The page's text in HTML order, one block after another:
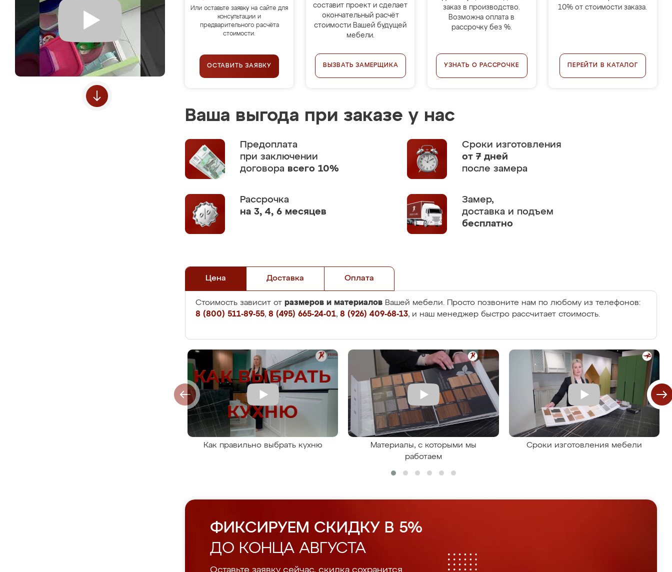
Или оставьте заявку на сайте для
консультации и
предварительного расчёта
стоимости.
ОСТАВИТЬ ЗАЯВКУ
составит проект и сделает
окончательный расчёт
стоимости Вашей будущей
мебели.
ВЫЗВАТЬ ЗАМЕРЩИКА
заказ в производство.
Возможна оплата в
рассрочку без %.
УЗНАТЬ О РАССРОЧКЕ
10% от стоимости заказа.
ПЕРЕЙТИ В КАТАЛОГ
Ваша выгода при заказе у нас
Предоплата
при заключении
договора всего 10%
Сроки изготовления
от 7 дней
после замера
Рассрочка
на 3, 4, 6 месяцев
Замер,
доставка и подъем
бесплатно
Цена Доставка Оплата
Стоимость зависит от размеров и материалов Вашей мебели. Просто позвоните нам по любому из телефонов:
8 (800) 511-89-55, 8 (495) 665-24-01, 8 (926) 409-68-13, и наш менеджер быстро рассчитает стоимость.
Как правильно выбрать кухню
Материалы, с которыми мы
работаем
Сроки изготовления мебели
ФИКСИРУЕМ СКИДКУ В 5%
ДО КОНЦА АВГУСТА
Оставьте заявку сейчас, скидка сохранится.